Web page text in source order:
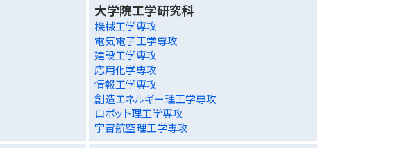
大学院工学研究科
機械工学専攻
電気電子工学専攻
建設工学専攻
応用化学専攻
情報工学専攻
創造エネルギー理工学専攻
ロボット理工学専攻
宇宙航空理工学専攻